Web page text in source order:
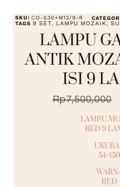
SKU:CO-S30+M12/9-R
TAGS 9 SET, LAMPU MOZAIK,
LAMPU
ANTIK
ISI 9
Rp7,500,000
LAMPU
RED 9
54×150
RED